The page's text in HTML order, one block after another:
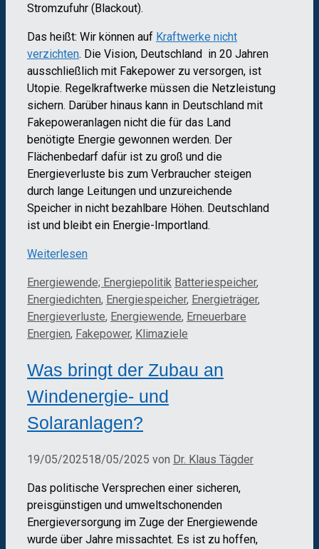
Stromzufuhr (Blackout).
Das heißt: Wir können auf Kraftwerke nicht
verzichten. Die Vision, Deutschland in 20 Jahren
ausschließlich mit Fakepower zu versorgen, ist
Utopie. Regelkraftwerke müssen die Netzleistung
sichern. Darüber hinaus kann in Deutschland mit
Fakepoweranlagen nicht die für das Land
benötigte Energie gewonnen werden. Der
Flächenbedarf dafür ist zu groß und die
Energieverluste bis zum Verbraucher steigen
durch lange Leitungen und unzureichende
Speicher in nicht bezahlbare Höhen. Deutschland
ist und bleibt ein Energie-Importland.
Weiterlesen
Kategorien
Energiewende; Energiepolitik Schlagwörter
Batteriespeicher,
Energiedichten, Energiespeicher, Energieträger,
Energieverluste, Energiewende, Erneuerbare
Energien, Fakepower, Klimaziele
Was bringt der Zubau an
Windenergie- und
Solaranlagen?
19/05/202518/05/2025 von Dr. Klaus Tägder
Das politische Versprechen einer sicheren,
preisgünstigen und umweltschonenden
Energieversorgung im Zuge der Energiewende
wurde über Jahre missachtet. Es ist zu hoffen,